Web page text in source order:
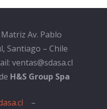
Av. Pablo
Santiago – Chile
ventas@sdasa.cl
H&S Group Spa
–